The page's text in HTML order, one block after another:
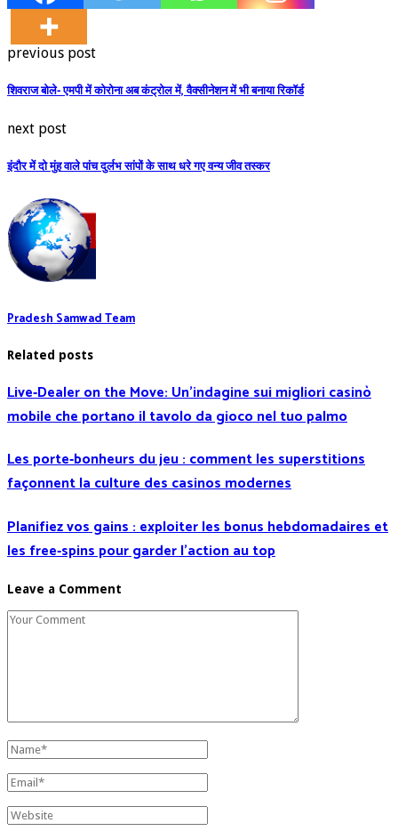
previous post
शिवराज बोले- एमपी में कोरोना अब कंट्रोल में, वैक्सीनेशन में भी बनाया रिकॉर्ड
next post
इंदौर में दो मुंह वाले पांच दुर्लभ सांपों के साथ धरे गए वन्य जीव तस्कर
Pradesh Samwad Team
Related posts
Live‑Dealer on the Move: Un’indagine sui migliori casinò
mobile che portano il tavolo da gioco nel tuo palmo
Les porte‑bonheurs du jeu : comment les superstitions
façonnent la culture des casinos modernes
Planifiez vos gains : exploiter les bonus hebdomadaires et
les free‑spins pour garder l’action au top
Leave a Comment